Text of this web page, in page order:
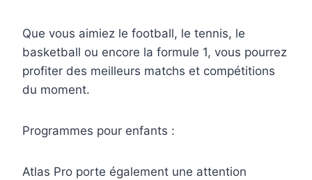
Que vous aimiez le football, le tennis, le
basketball ou encore la formule 1, vous pourrez
profiter des meilleurs matchs et compétitions
du moment.
Programmes pour enfants :
Atlas Pro porte également une attention